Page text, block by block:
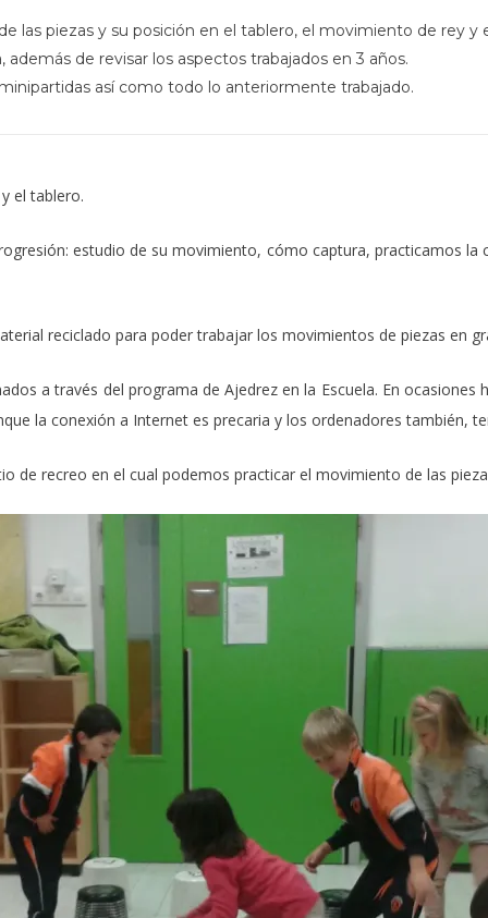
las piezas y su posición en el tablero, el movimiento de rey y
de revisar los aspectos trabajados en 3 años.
así como todo lo anteriormente trabajado.
el tablero.
estudio de su movimiento, cómo captura, practicamos la
reciclado para poder trabajar los movimientos de piezas en
a través del programa de Ajedrez en la Escuela. En
la conexión a Internet es precaria y los ordenadores también,
de recreo en el cual podemos practicar el movimiento de las